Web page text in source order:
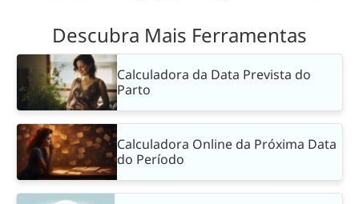
Descubra Mais Ferramentas
Calculadora da Data Prevista do
Parto
Calculadora Online da Próxima Data
do Período